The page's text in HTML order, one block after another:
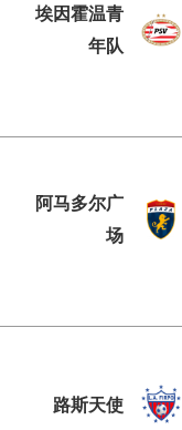
埃因霍温青
年队
阿马多尔广
场
路斯天使